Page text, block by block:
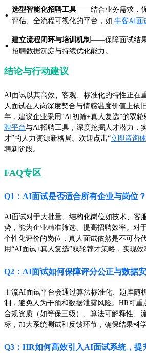
· 选型智能化招聘工具——结合业务需求，
评估、全流程可视化的平台，如 牛客AI面
· 建立流程闭环与培训机制 ——保障面试结
招聘数据沉淀与持续优化能力。
结论与行动建议
AI面试以其高效、客观、标准化的特性正在
人面试在人岗深度契合与情感温度价值上依
年，建议企业采用“AI初筛+真人复选”的双
聘平台与AI招聘工具，深度挖掘人才潜力，
才”的人力资源新格局。欢迎点击“立即咨询
聘新阶段。
FAQ专区
Q1：AI面试是否适合所有企业与岗位？
AI面试对于大批量、结构化岗位如技术、客
势，能为企业精准筛选、提高招聘效率。对
个性化评价的岗位，真人面试依然是不可替
用“AI面试+真人复选”双轮荐才策略，实现效
Q2：AI面试如何保障评分公正与数据
主流AI面试平台会通过算法标准化、题库随
制，避免人为干预和数据泄露风险。HR可
合规资质（如等保三级）、算法可解释性、
标，加大系统测试和反馈环节，确保结果科
Q3：HR如何高效引入AI面试系统，提